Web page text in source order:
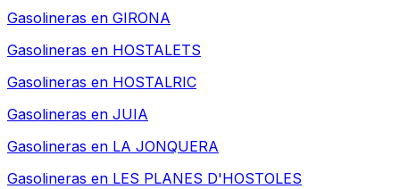
Gasolineras en GIRONA
Gasolineras en HOSTALETS
Gasolineras en HOSTALRIC
Gasolineras en JUIA
Gasolineras en LA JONQUERA
Gasolineras en LES PLANES D'HOSTOLES